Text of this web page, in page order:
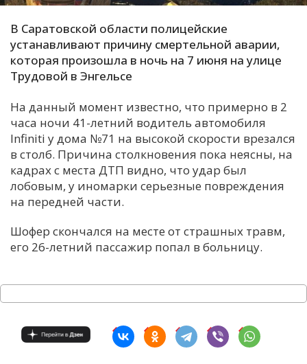
К
М
Н
Х
Ч
Я
В Саратовской области полицейские
устанавливают причину смертельной аварии,
которая произошла в ночь на 7 июня на улице
Трудовой в Энгельсе
На данный момент известно, что примерно в 2
часа ночи 41-летний водитель автомобиля
Infiniti у дома №71 на высокой скорости врезался
в столб. Причина столкновения пока неясны, на
кадрах с места ДТП видно, что удар был
лобовым, у иномарки серьезные повреждения
на передней части.
Шофер скончался на месте от страшных травм,
его 26-летний пассажир попал в больницу.